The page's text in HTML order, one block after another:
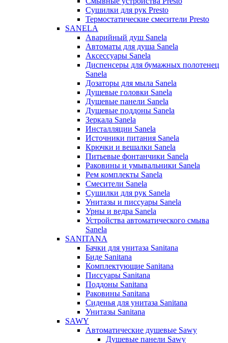
Сушилки для рук Presto
Термостатические смесители Presto
SANELA
Аварийный душ Sanela
Автоматы для душа Sanela
Аксессуары Sanela
Диспенсеры для бумажных полотенец
Sanela
Дозаторы для мыла Sanela
Душевые головки Sanela
Душевые панели Sanela
Душевые поддоны Sanela
Зеркала Sanela
Инсталляции Sanela
Источники питания Sanela
Крючки и вешалки Sanela
Питьевые фонтанчики Sanela
Раковины и умывальники Sanela
Рем комплекты Sanela
Смесители Sanela
Сушилки для рук Sanela
Унитазы и писсуары Sanela
Урны и ведра Sanela
Устройства автоматического смыва
Sanela
SANITANA
Бачки для унитаза Sanitana
Биде Sanitana
Комплектующие Sanitana
Писсуары Sanitana
Поддоны Sanitana
Раковины Sanitana
Сиденья для унитаза Sanitana
Унитазы Sanitana
SAWY
Автоматические душевые Sawy
Душевые панели Sawy